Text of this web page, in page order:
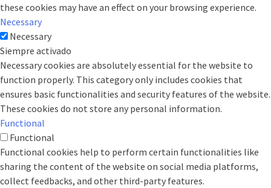
these cookies may have an effect on your browsing experience.
Necessary
Necessary
Siempre activado
Necessary cookies are absolutely essential for the website to
function properly. This category only includes cookies that
ensures basic functionalities and security features of the website.
These cookies do not store any personal information.
Functional
Functional
Functional cookies help to perform certain functionalities like
sharing the content of the website on social media platforms,
collect feedbacks, and other third-party features.